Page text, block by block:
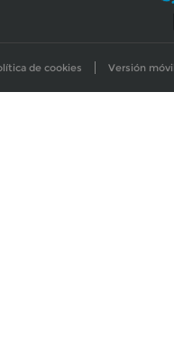
de cookies Versión